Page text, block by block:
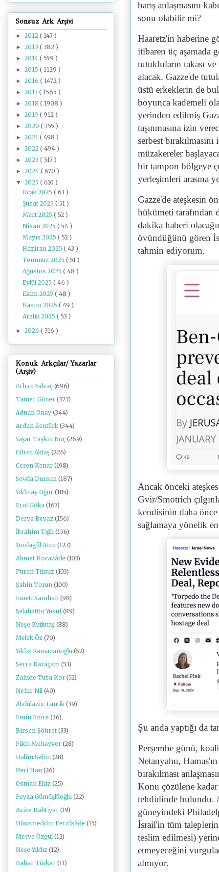
barış anlaşmasını
sonu olabilir mi?
Haaretz'in haberine
itibaren üç aşamada
tutukluların takası ve
alacak. Gazze'de
üstü erkeklerin de
boyunca kademeli
yerinden edilmiş
taşınmasına izin
serbest
müzakereler
bir tampon bölgeye
yerleşimleri arasına
Gazze'de ateşkesin
hükümeti
dakika haberi
övündüğünü gören
tahmin ediyorum.
Ancak önceki
Gvir/Smotrich
kendisinin daha
sağlamaya yönelik en
Şu anda yaptığı da
Perşembe günü,
Netanyahu,
bırakılması
Konu çözülene kadar
tehdidinde bulundu.
güneyindeki
İsrail'in tüm
teslim edilmesi)
etmeyeceğini
almıyor.
Sonsuz Ark Arşivi
► 2012 ( 147 )
► 2013 ( 382 )
► 2014 ( 559 )
► 2015 ( 1129 )
► 2016 ( 1472 )
► 2017 ( 1565 )
► 2018 ( 1908 )
► 2019 ( 912 )
► 2020 ( 755 )
► 2021 ( 498 )
► 2022 ( 494 )
► 2023 ( 517 )
► 2024 ( 670 )
▼ 2025 ( 610 )
Ocak 2025( 63 )
Şubat 2025( 51 )
Mart 2025( 52 )
Nisan 2025( 54 )
Mayıs 2025( 52 )
Haziran 2025( 43 )
Temmuz 2025( 51 )
Ağustos 2025( 48 )
Eylül 2025( 46 )
Ekim 2025( 48 )
Kasım 2025( 49 )
Aralık 2025( 53 )
► 2026 ( 316 )
Konuk Arkçılar/ Yazarlar
(Arşiv)
Erhan Yalvaç (696)
Tamer Güner (377)
Adnan Onay (344)
Ardan Zentürk (344)
Yaşar Taşkın Koç (269)
Cihan Aktaş (226)
Ceren Kenar (198)
Sevda Dursun (187)
Yıldıray Oğur (185)
Erol Göka (167)
Derya Beyaz (156)
İbrahim Tığlı (156)
Yurdagül Atun (123)
Ahmet Hocazâde (103)
Puran Tilmiz (103)
Şahin Torun (100)
Emeti Saruhan (98)
Selahattin Yusuf (89)
Neşe Kutlutaş (88)
Melek Öz (70)
Yıldız Ramazanoğlu (62)
Serra Karaçam (53)
Zahide Tuba Kor (52)
Nehir Nil (40)
Abdülaziz Tantik (39)
Emin Emre (36)
Birsen Şöhret (33)
Fikri Muhayyer (28)
Halim Selim (28)
Peri Han (26)
Osman Ekiz (25)
Feyza Gümüşlüoğlu (22)
Azize Bahtiyar (19)
Hüsameddin Ferzîzâde (15)
Merve Özgül (12)
Neşe Yıldız (12)
Bahar Türker (11)